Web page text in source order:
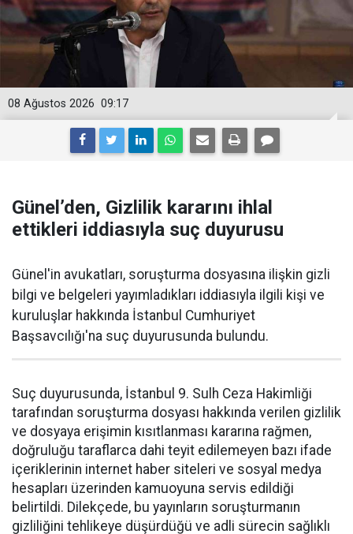
09:17
08 Ağustos 2026
Günel’den, Gizlilik kararını ihlal
ettikleri iddiasıyla suç duyurusu
Günel'in avukatları, soruşturma dosyasına ilişkin gizli
bilgi ve belgeleri yayımladıkları iddiasıyla ilgili kişi ve
kuruluşlar hakkında İstanbul Cumhuriyet
Başsavcılığı'na suç duyurusunda bulundu.
Suç duyurusunda, İstanbul 9. Sulh Ceza Hakimliği
tarafından soruşturma dosyası hakkında verilen gizlilik
ve dosyaya erişimin kısıtlanması kararına rağmen,
doğruluğu taraflarca dahi teyit edilemeyen bazı ifade
içeriklerinin internet haber siteleri ve sosyal medya
hesapları üzerinden kamuoyuna servis edildiği
belirtildi. Dilekçede, bu yayınların soruşturmanın
gizliliğini tehlikeye düşürdüğü ve adli sürecin sağlıklı